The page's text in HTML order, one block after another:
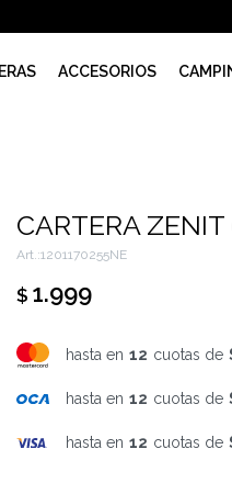
ACCESORIOS
CARTERA
1201170255NE
$ 1.999
hasta en 12 cuotas de
hasta en 12 cuotas de
hasta en 12 cuotas de